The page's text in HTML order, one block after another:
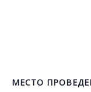
МЕСТО